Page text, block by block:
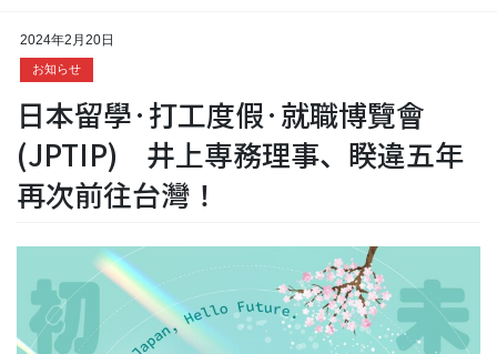
2024年2月20日
お知らせ
日本留學·打工度假·就職博覽會
(JPTIP) 井上専務理事、睽違五年
再次前往台灣！